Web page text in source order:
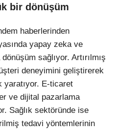
bir dönüşüm
haberlerinden
yapay zeka ve
sağlıyor. Artırılmış
deneyimini geliştirerek
yaratıyor. E-ticaret
ve dijital pazarlama
Sağlık sektöründe ise
tedavi yöntemlerinin